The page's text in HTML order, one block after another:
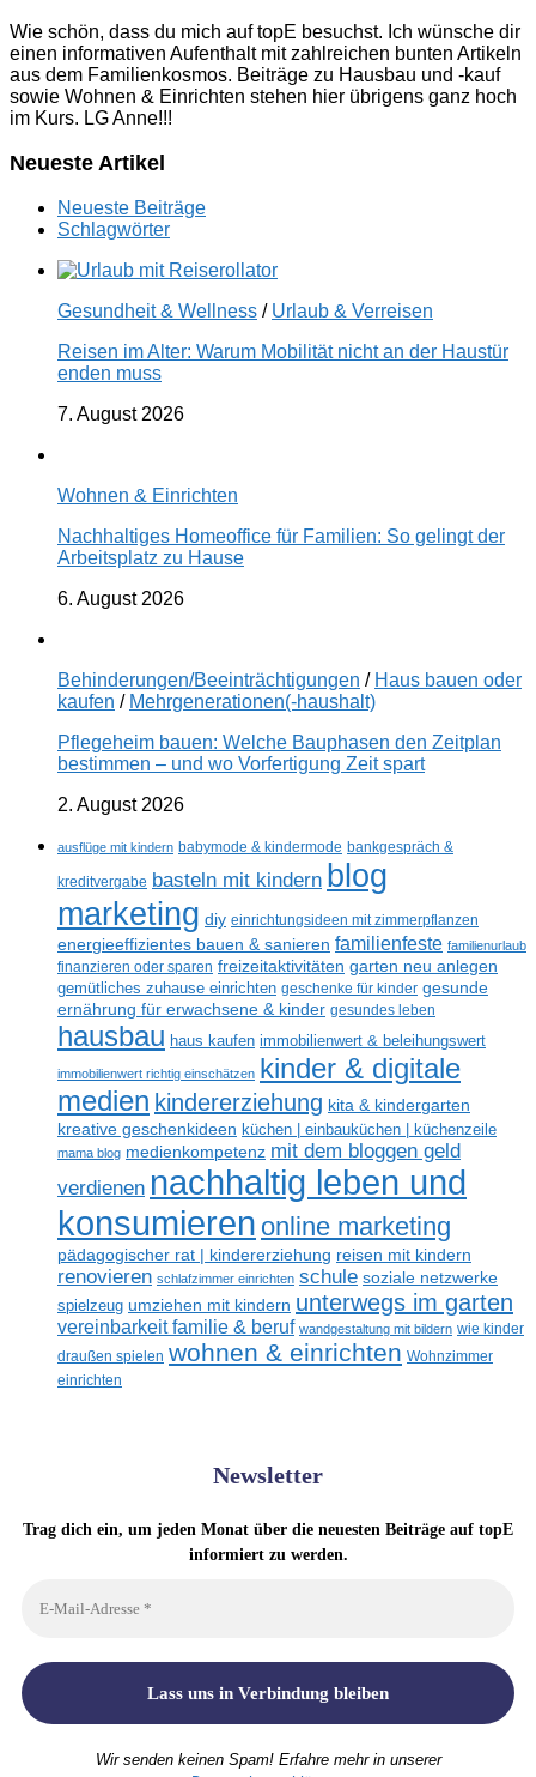
Wie schön, dass du mich auf topE besuchst. Ich wünsche dir
einen informativen Aufenthalt mit zahlreichen bunten Artikeln
aus dem Familienkosmos. Beiträge zu Hausbau und -kauf
sowie Wohnen & Einrichten stehen hier übrigens ganz hoch
im Kurs. LG Anne!!!
Neueste Artikel
Neueste Beiträge
Schlagwörter
Gesundheit & Wellness / Urlaub & Verreisen
Reisen im Alter: Warum Mobilität nicht an der Haustür
enden muss
7. August 2026
Wohnen & Einrichten
Nachhaltiges Homeoffice für Familien: So gelingt der
Arbeitsplatz zu Hause
6. August 2026
Behinderungen/Beeinträchtigungen / Haus bauen oder
kaufen / Mehrgenerationen(-haushalt)
Pflegeheim bauen: Welche Bauphasen den Zeitplan
bestimmen – und wo Vorfertigung Zeit spart
2. August 2026
ausflüge mit kindern babymode & kindermode bankgespräch &
kreditvergabe basteln mit kindern blog
marketing diy einrichtungsideen mit zimmerpflanzen
energieeffizientes bauen & sanieren familienfeste familienurlaub
finanzieren oder sparen freizeitaktivitäten garten neu anlegen
gemütliches zuhause einrichten geschenke für kinder gesunde
ernährung für erwachsene & kinder gesundes leben
hausbau haus kaufen immobilienwert & beleihungswert
immobilienwert richtig einschätzen kinder & digitale
medien kindererziehung kita & kindergarten
kreative geschenkideen küchen | einbauküchen | küchenzeile
mama blog medienkompetenz mit dem bloggen geld
verdienen nachhaltig leben und
konsumieren online marketing
pädagogischer rat | kindererziehung reisen mit kindern
renovieren schlafzimmer einrichten schule soziale netzwerke
spielzeug umziehen mit kindern unterwegs im garten
vereinbarkeit familie & beruf wandgestaltung mit bildern wie kinder
draußen spielen wohnen & einrichten Wohnzimmer
einrichten
Newsletter
Trag dich ein, um jeden Monat über die neuesten Beiträge auf topE
informiert zu werden.
Wir senden keinen Spam! Erfahre mehr in unserer